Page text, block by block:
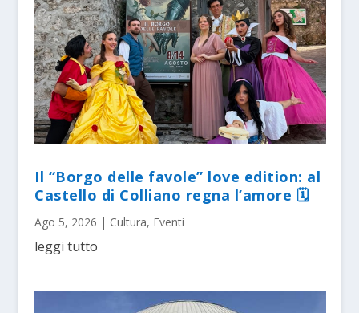
Il “Borgo delle favole” love edition: al
Castello di Colliano regna l’amore 🗓
Ago 5, 2026 | Cultura, Eventi
leggi tutto